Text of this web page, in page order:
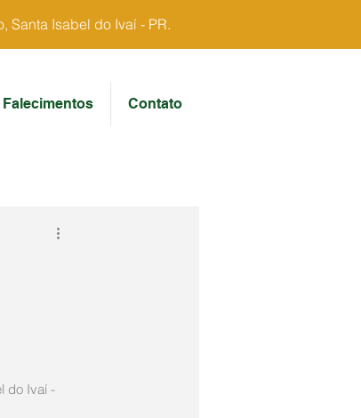
Santa Isabel do Ivaí - PR.
Falecimentos Contato
do Ivaí -